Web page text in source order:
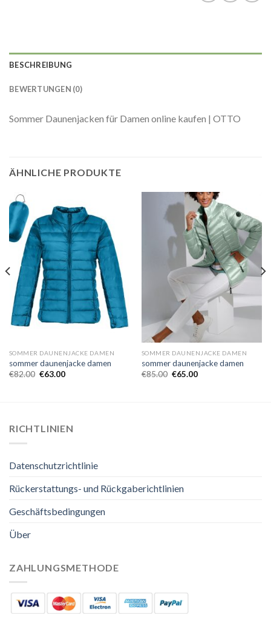
BESCHREIBUNG
BEWERTUNGEN (0)
Sommer Daunenjacken für Damen online kaufen | OTTO
ÄHNLICHE PRODUKTE
SOMMER DAUNENJACKE DAMEN
sommer daunenjacke damen
€82.00 €63.00
SOMMER DAUNENJACKE DAMEN
sommer daunenjacke damen
€85.00 €65.00
RICHTLINIEN
Datenschutzrichtlinie
Rückerstattungs- und Rückgaberichtlinien
Geschäftsbedingungen
Über
ZAHLUNGSMETHODE